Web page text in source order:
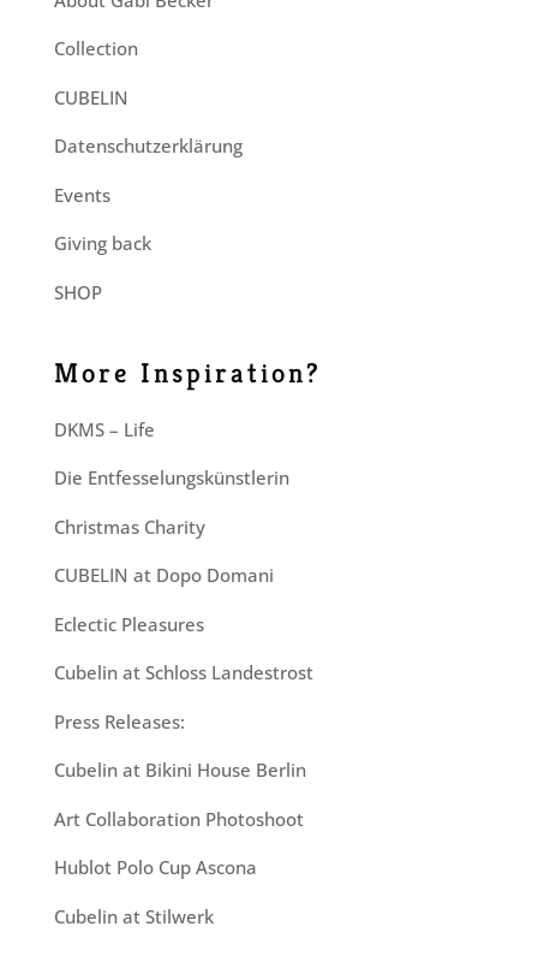
Collection
CUBELIN
Datenschutzerklärung
Events
Giving back
SHOP
More Inspiration?
DKMS – Life
Die Entfesselungskünstlerin
Christmas Charity
CUBELIN at Dopo Domani
Eclectic Pleasures
Cubelin at Schloss Landestrost
Press Releases:
Cubelin at Bikini House Berlin
Art Collaboration Photoshoot
Hublot Polo Cup Ascona
Cubelin at Stilwerk